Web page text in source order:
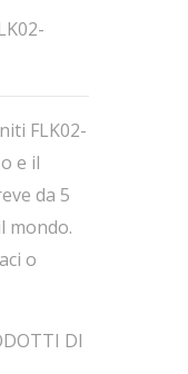
FLK02-
e il
da 5
mondo.
o
DI